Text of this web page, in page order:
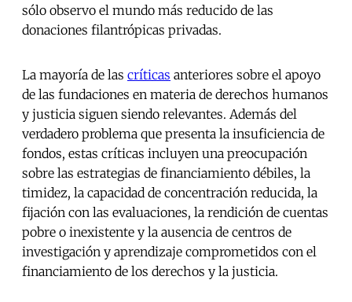
sólo observo el mundo más reducido de las
donaciones filantrópicas privadas.
La mayoría de las críticas anteriores sobre el apoyo
de las fundaciones en materia de derechos humanos
y justicia siguen siendo relevantes. Además del
verdadero problema que presenta la insuficiencia de
fondos, estas críticas incluyen una preocupación
sobre las estrategias de financiamiento débiles, la
timidez, la capacidad de concentración reducida, la
fijación con las evaluaciones, la rendición de cuentas
pobre o inexistente y la ausencia de centros de
investigación y aprendizaje comprometidos con el
financiamiento de los derechos y la justicia.